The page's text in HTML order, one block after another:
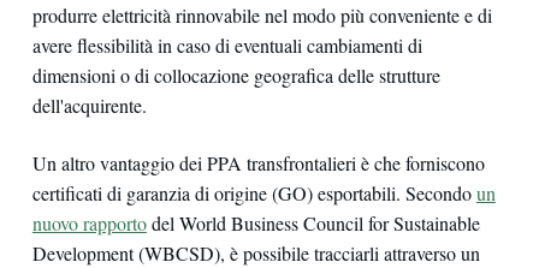
produrre elettricità rinnovabile nel modo più conveniente e di
avere flessibilità in caso di eventuali cambiamenti di
dimensioni o di collocazione geografica delle strutture
dell'acquirente.
Un altro vantaggio dei PPA transfrontalieri è che forniscono
certificati di garanzia di origine (GO) esportabili. Secondoun
nuovo rapportodel World Business Council for Sustainable
Development (WBCSD), è possibile tracciarli attraverso un